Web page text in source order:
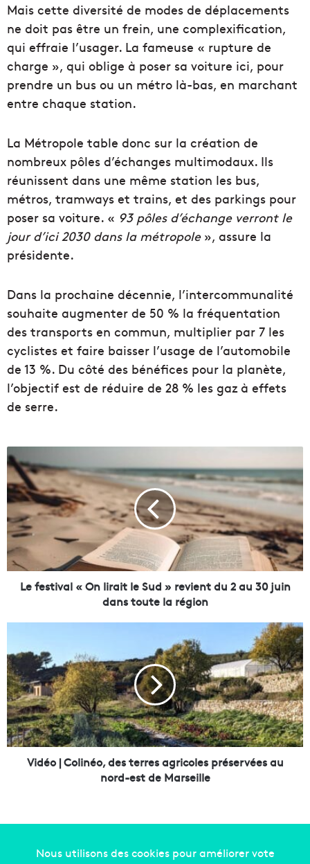
Mais cette diversité de modes de déplacements
ne doit pas être un frein, une complexification,
qui effraie l’usager. La fameuse « rupture de
charge », qui oblige à poser sa voiture ici, pour
prendre un bus ou un métro là-bas, en marchant
entre chaque station.
La Métropole table donc sur la création de
nombreux pôles d’échanges multimodaux. Ils
réunissent dans une même station les bus,
métros, tramways et trains, et des parkings pour
poser sa voiture. « 93 pôles d’échange verront le
jour d’ici 2030 dans la métropole», assure la
présidente.
Dans la prochaine décennie, l’intercommunalité
souhaite augmenter de 50 % la fréquentation
des transports en commun, multiplier par 7 les
cyclistes et faire baisser l’usage de l’automobile
de 13 %. Du côté des bénéfices pour la planète,
l’objectif est de réduire de 28 % les gaz à effets
de serre.
L
e
f
e
t
v
a
i
r
a
i
t
l
e
Le festival « On lirait le Sud » revient du 2 au 30 juin
dans toute la région
d
é
o
|
C
o
l
Vidéo | Colinéo, des terres agricoles préservées au
nord-est de Marseille